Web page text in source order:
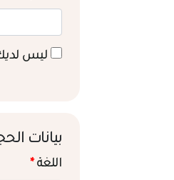
ليس
بيانات
اللغة*